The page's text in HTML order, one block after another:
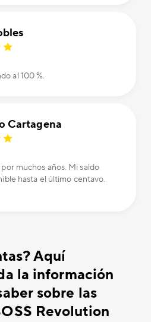
al 100 %.
Cartagena
muchos años. Mi saldo
hasta el último centavo.
Aquí
la información
sobre las
Revolution